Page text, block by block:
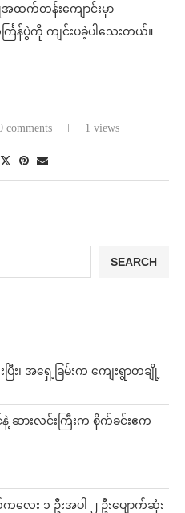
အထက်တန်းကျောင်းမှာ
ကြန်ပွဲကို ကျင်းပခဲ့ပါသေးတယ်။
comments 1 views
SEARCH
း၊ အရှေ့ခြမ်းက ကျေးရွာတချို့
နဲ့ ဆားလင်းကြီးက စိုက်ခင်းဧက
လေး ၁ ဦးအပါ ၂ ဦးပျောက်ဆုံး